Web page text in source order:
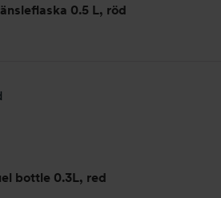
0.5 L, röd
bottle 0.3L, red